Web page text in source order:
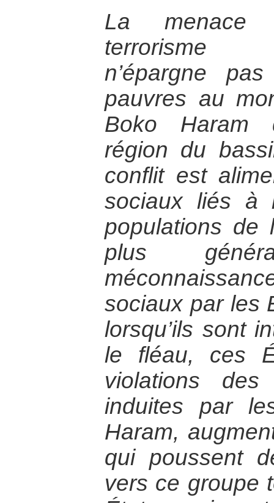
La menace
terrorisme
n’épargne
pauvres au
Boko Haram
région du
conflit est
sociaux liés à
populations de
plus
sociaux par les
lorsqu’ils sont
le fléau, ces
violations
induites par
Haram,
qui poussent
vers ce groupe